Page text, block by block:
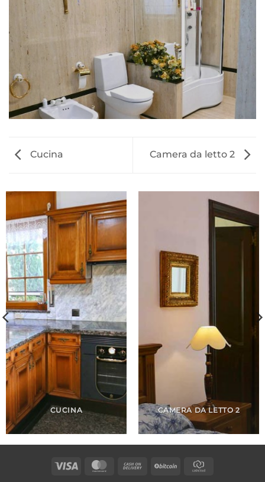
Cucina Camera da letto 2
CUCINA CAMERA DA LETTO 2
Visa MasterCard
Cash
BitCoin